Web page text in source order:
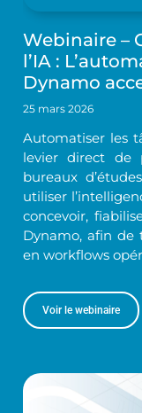
Webinaire –
l’IA :
Dynamo
25 mars 2026
Automatiser les
levier direct de
bureaux
utiliser
concevoir,
Dynamo, afin de
en workflows
Voir le webinaire